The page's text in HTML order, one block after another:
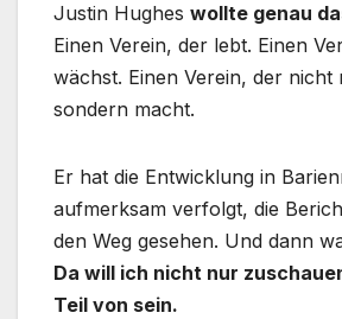
Justin Hughes wollte genau
Einen Verein, der lebt. Einen
wächst. Einen Verein, der nicht
sondern macht.
Er hat die Entwicklung in
aufmerksam verfolgt, die
den Weg gesehen. Und dann
Da will ich nicht nur
Teil von sein.